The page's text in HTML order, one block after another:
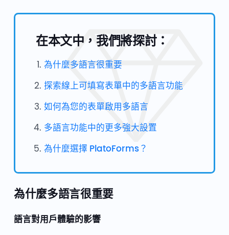
在本文中，我們將探討：
為什麼多語言很重要
探索線上可填寫表單中的多語言功能
如何為您的表單啟用多語言
多語言功能中的更多強大設置
為什麼選擇 PlatoForms？
為什麼多語言很重要
語言對用戶體驗的影響